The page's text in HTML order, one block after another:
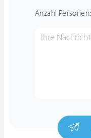
Anzahl Personen: